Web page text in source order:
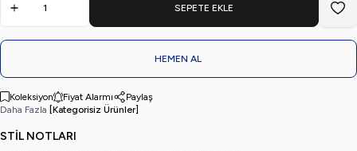
SEPETE EKLE
HEMEN AL
Koleksiyon Fiyat Alarmı
Paylaş
Daha Fazla [Kategorisiz Ürünler]
STİL NOTLARI